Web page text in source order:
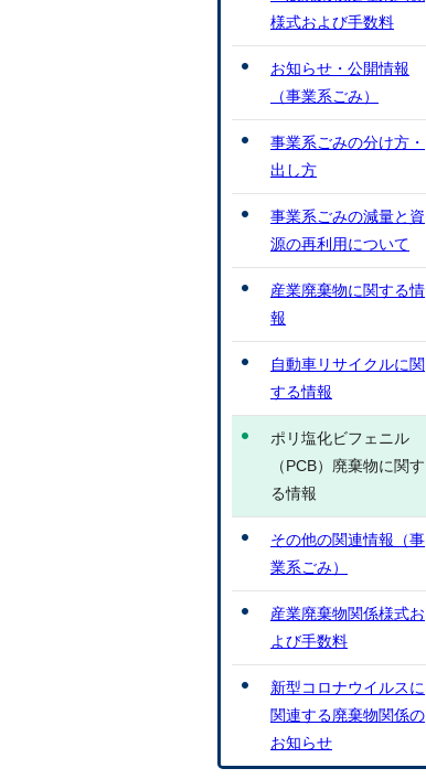
様式および手数料
お知らせ・公開情報
（事業系ごみ）
事業系ごみの分け方・
出し方
事業系ごみの減量と資
源の再利用について
産業廃棄物に関する情
報
自動車リサイクルに関
する情報
ポリ塩化ビフェニル
（PCB）廃棄物に関す
る情報
その他の関連情報（事
業系ごみ）
産業廃棄物関係様式お
よび手数料
新型コロナウイルスに
関連する廃棄物関係の
お知らせ